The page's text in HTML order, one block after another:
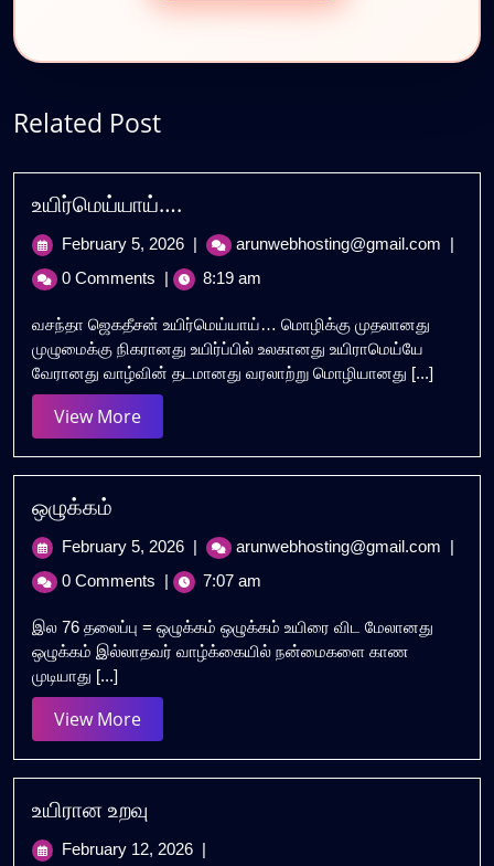
Related Post
உயிர்மெய்யாய்….
February 5, 2026 February
2026
| arunwebhosting@gmail.com |
0 Comments | 8:19 am
வசந்தா ஜெகதீசன் உயிர்மெய்யாய்… மொழிக்கு முதலானது
முழுமைக்கு நிகரானது உயிர்ப்பில் உலகானது உயிராமெய்யே
வேரானது வாழ்வின் தடமானது வரலாற்று மொழியானது [...]
View MoreView
More
ஒழுக்கம்
February 5, 2026 February
2026
| arunwebhosting@gmail.com |
0 Comments | 7:07 am
இல 76 தலைப்பு = ஒழுக்கம் ஒழுக்கம் உயிரை விட மேலானது
ஒழுக்கம் இல்லாதவர் வாழ்க்கையில் நன்மைகளை காண
முடியாது [...]
View MoreView
More
உயிரான உறவு
February 12, 2026 February
|